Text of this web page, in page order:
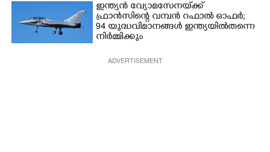
ഇന്ത്യൻ വ്യോമസേനയ്‌ക്ക്
ഫ്രാൻസിന്റെ വമ്പൻ റഫാൽ ഓഫർ;
94 യുദ്ധവിമാനങ്ങൾ ഇന്ത്യയിൽതന്നെ
നിർ‌മ്മിക്കും
ADVERTISEMENT